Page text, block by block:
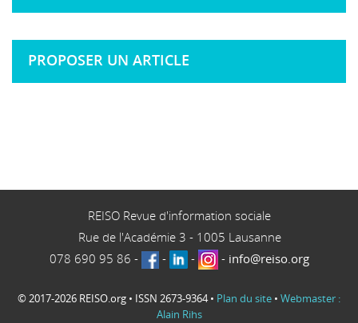
PROPOSER UN ARTICLE
REISO Revue d'information sociale
Rue de l'Académie 3 - 1005 Lausanne
078 690 95 86 - - - - info@reiso.org
© 2017-2026 REISO.org • ISSN 2673-9364 • Plan du site • Webmaster :
Alain Rihs